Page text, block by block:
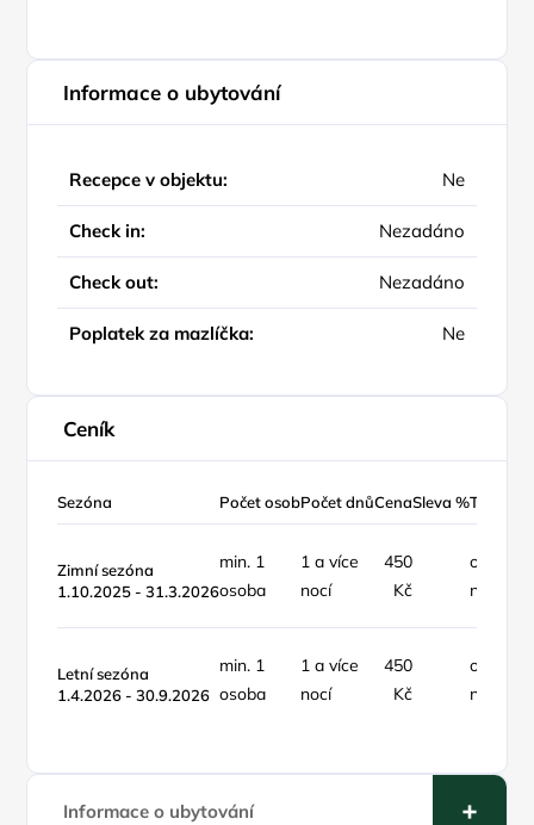
Informace o ubytování
Recepce v objektu: Ne
Check in: Nezadáno
Check out: Nezadáno
Poplatek za mazlíčka: Ne
Ceník
Sezóna Počet osobPočet dnůCenaSleva %Typ ceny
Zimní sezóna
1.10.2025 - 31.3.2026
min. 1
osoba
1 a více
nocí
450
Kč
osoba /
noc
Letní sezóna
1.4.2026 - 30.9.2026
min. 1
osoba
1 a více
nocí
450
Kč
osoba /
noc
Informace o ubytování